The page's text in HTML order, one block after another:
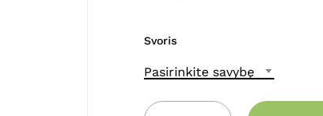
Svoris
Pasirinkite savybę
Pavadinimas*